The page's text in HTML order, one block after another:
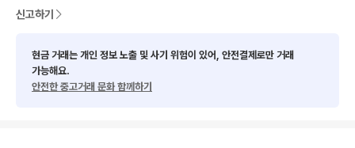
신고하기
현금 거래는 개인 정보 노출 및 사기 위험이 있어, 안전결제로만 거래
가능해요.
안전한 중고거래 문화 함께하기